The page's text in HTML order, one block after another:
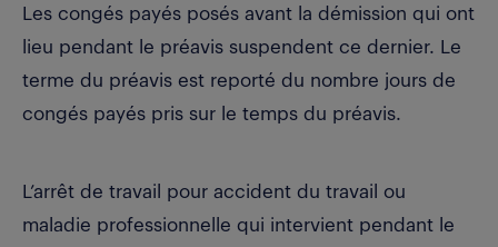
Les congés payés posés avant la démission qui ont
lieu pendant le préavis suspendent ce dernier. Le
terme du préavis est reporté du nombre jours de
congés payés pris sur le temps du préavis.
L’arrêt de travail pour accident du travail ou
maladie professionnelle qui intervient pendant le